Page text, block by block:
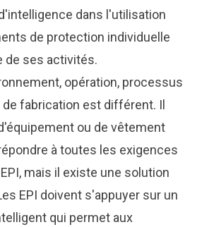
dans l'utilisation
de protection individuelle
de ses activités.
opération, processus
fabrication est différent. Il
ou de vêtement
à toutes les exigences
mais il existe une solution
EPI doivent s'appuyer sur un
qui permet aux